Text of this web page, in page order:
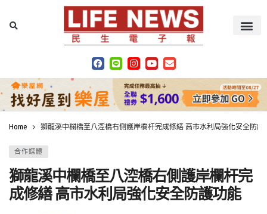
Home 獅龍溪中欄橋至八涳橋右側護岸欄杆完成修繕 高市水利局強化安全防護
合作媒體
獅龍溪中欄橋至八涳橋右側護岸欄杆完
成修繕 高市水利局強化安全防護功能